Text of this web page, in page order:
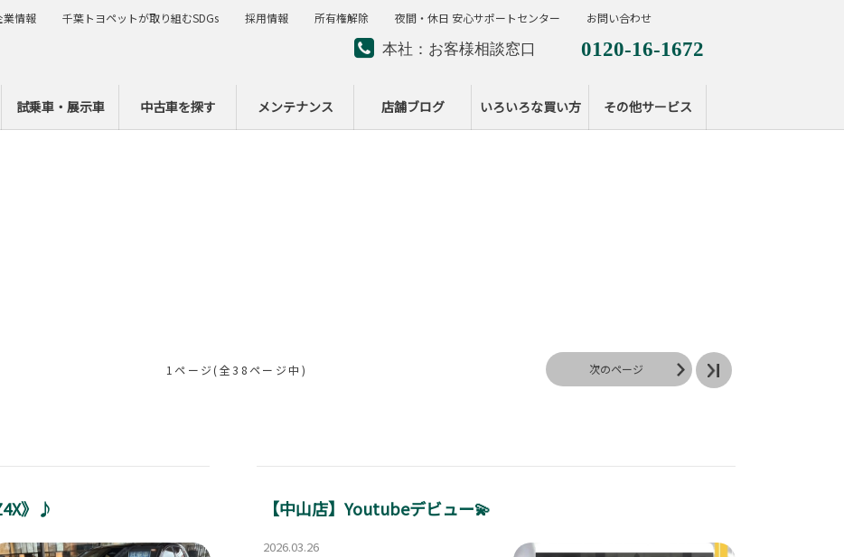
本社：お客様相談窓口 0120-16-1672
ー
試乗車・展示車 中古車を探す メンテナンス 店舗ブログ いろいろな買い方 その他サービス
業情報 千葉トヨペットが取り組むSDGs 採用情報 所有権解除 夜間・休日 安心サポートセンター お問い合わせ
1ページ(全38ページ中) 次のページ
》♪ 【中山店】Youtubeデビュー💫
2026.03.26